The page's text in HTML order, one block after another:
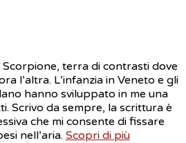
terra di contrasti dove
l’altra. L’infanzia in Veneto e gli
hanno sviluppato in me una
Scrivo da sempre, la scrittura è
che mi consente di fissare
nell’aria. Scopri di più